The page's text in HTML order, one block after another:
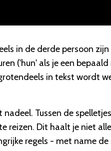
in de derde persoon
('hun' als je een
in tekst wordt
Tussen de
reizen. Dit haalt je niet
regels - met name